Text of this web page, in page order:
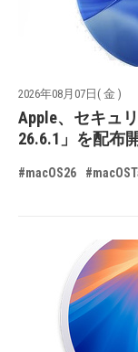
2026年08月07日( 金 )
Apple、セキュ
26.6.1」を配布
#macOS26